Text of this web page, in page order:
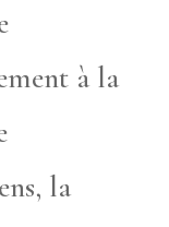
à la
la